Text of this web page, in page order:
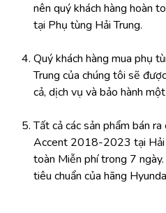
nên quý khách hàng hoàn
tại Phụ tùng Hải Trung.
Quý khách hàng mua phụ
Trung của chúng tôi sẽ
cả, dịch vụ và bảo hành
Tất cả các sản phẩm bán
Accent 2018-2023 tại Hải
toàn Miễn phí trong 7
tiêu chuẩn của hãng